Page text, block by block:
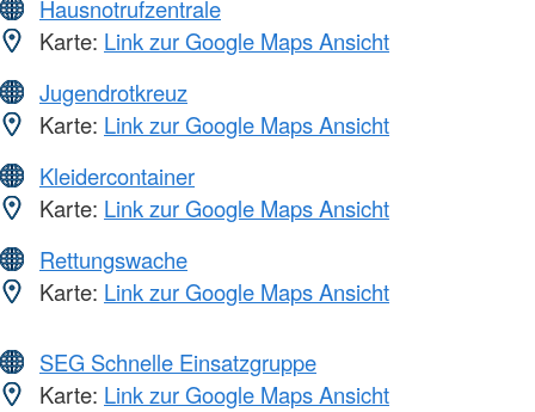
Hausnotrufzentrale
Karte: Link zur Google Maps Ansicht
Jugendrotkreuz
Karte: Link zur Google Maps Ansicht
Kleidercontainer
Karte: Link zur Google Maps Ansicht
Rettungswache
Karte: Link zur Google Maps Ansicht
SEG Schnelle Einsatzgruppe
Karte: Link zur Google Maps Ansicht